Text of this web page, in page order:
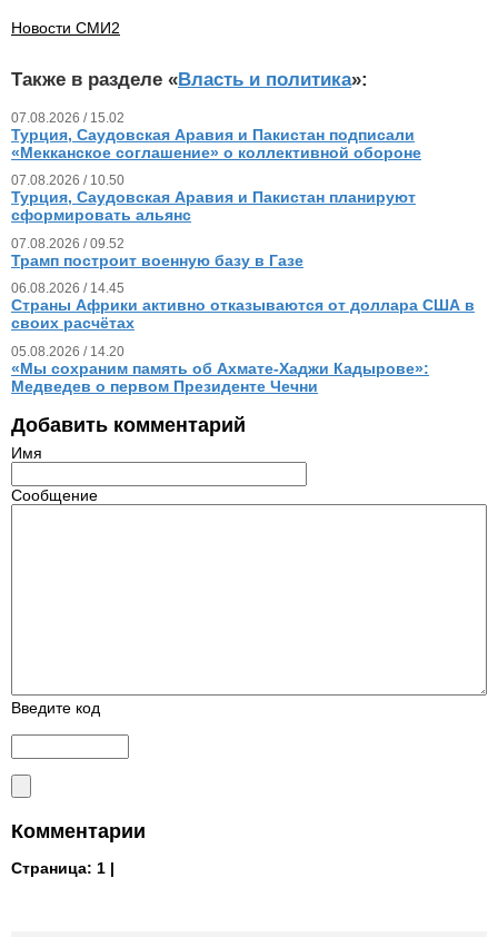
Новости СМИ2
Также в разделе «Власть и политика»:
07.08.2026 / 15.02
Турция, Саудовская Аравия и Пакистан подписали
«Мекканское соглашение» о коллективной обороне
07.08.2026 / 10.50
Турция, Саудовская Аравия и Пакистан планируют
сформировать альянс
07.08.2026 / 09.52
Трамп построит военную базу в Газе
06.08.2026 / 14.45
Страны Африки активно отказываются от доллара США в
своих расчётах
05.08.2026 / 14.20
«Мы сохраним память об Ахмате-Хаджи Кадырове»:
Медведев о первом Президенте Чечни
Добавить комментарий
Имя
Сообщение
Введите код
Комментарии
Страница: 1 |